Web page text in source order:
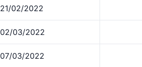
21/02/2022
02/03/2022
07/03/2022